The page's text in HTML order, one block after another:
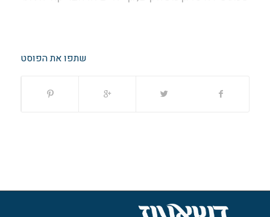
שתפו את הפוסט